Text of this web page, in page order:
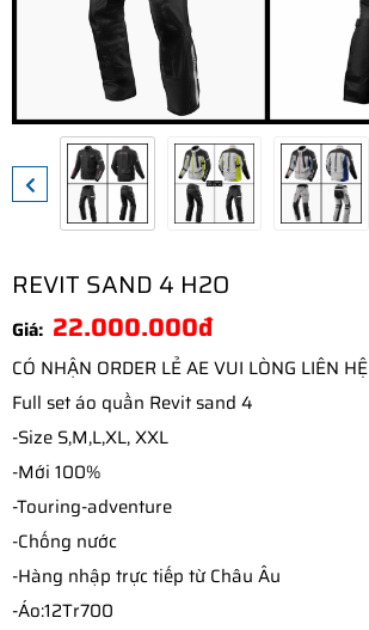
REVIT SAND 4 H2O
Giá: 22.000.000đ
CÓ NHẬN ORDER LẺ AE VUI LÒNG LIÊN HỆ
Full set áo quần Revit sand 4
-Size S,M,L,XL, XXL
-Mới 100%
-Touring-adventure
-Chống nước
-Hàng nhập trực tiếp từ Châu Âu
-Áo:12Tr700